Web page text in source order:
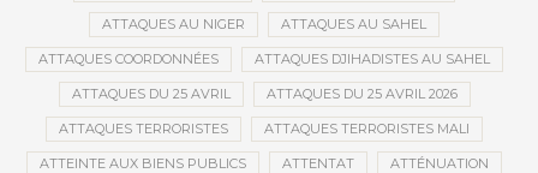
ATTAQUES AU NIGER ATTAQUES AU SAHEL
ATTAQUES COORDONNÉES ATTAQUES DJIHADISTES AU SAHEL
ATTAQUES DU 25 AVRIL ATTAQUES DU 25 AVRIL 2026
ATTAQUES TERRORISTES ATTAQUES TERRORISTES MALI
ATTEINTE AUX BIENS PUBLICS ATTENTAT ATTÉNUATION